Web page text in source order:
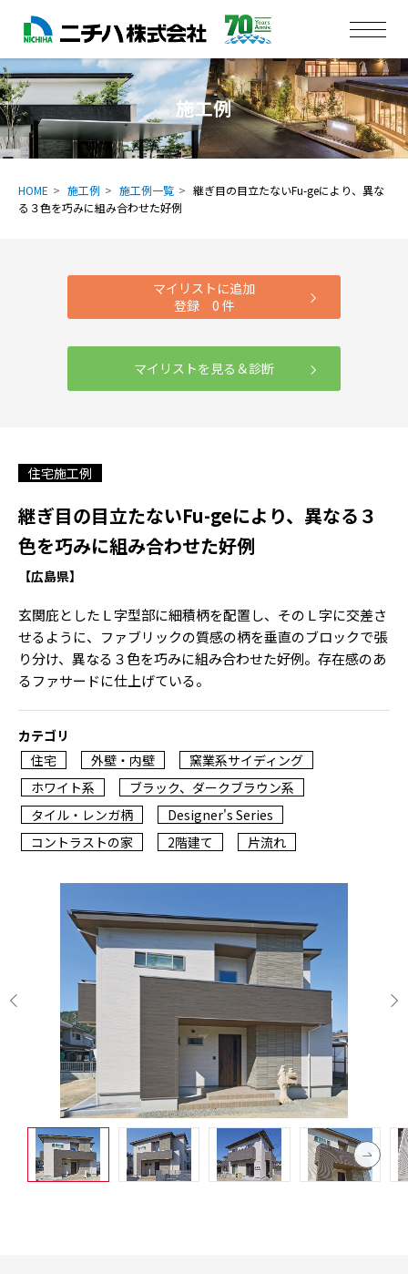
施工例
HOME 施工例 施工例一覧
継ぎ目の目立たないFu-geにより、異な
る３色を巧みに組み合わせた好例
マイリストに追加
登録 0 件
マイリストを見る＆診断
住宅施工例
継ぎ目の目立たないFu-geにより、異なる３
色を巧みに組み合わせた好例
【広島県】
玄関庇としたＬ字型部に細積柄を配置し、そのＬ字に交差さ
せるように、ファブリックの質感の柄を垂直のブロックで張
り分け、異なる３色を巧みに組み合わせた好例。存在感のあ
るファサードに仕上げている。
カテゴリ
住宅
外壁・内壁
窯業系サイディング
ホワイト系
ブラック、ダークブラウン系
タイル・レンガ柄
Designer's Series
コントラストの家
2階建て 片流れ